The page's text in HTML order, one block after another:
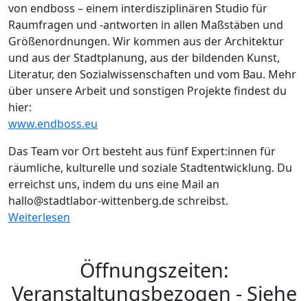
von endboss – einem interdisziplinären Studio für
Raumfragen und -antworten in allen Maßstäben und
Größenordnungen. Wir kommen aus der Architektur
und aus der Stadtplanung, aus der bildenden Kunst,
Literatur, den Sozialwissenschaften und vom Bau. Mehr
über unsere Arbeit und sonstigen Projekte findest du
hier:
www.endboss.eu
Das Team vor Ort besteht aus fünf Expert:innen für
räumliche, kulturelle und soziale Stadtentwicklung. Du
erreichst uns, indem du uns eine Mail an
hallo@stadtlabor-wittenberg.de schreibst.
Weiterlesen
Öffnungszeiten:
Veranstaltungsbezogen - Siehe